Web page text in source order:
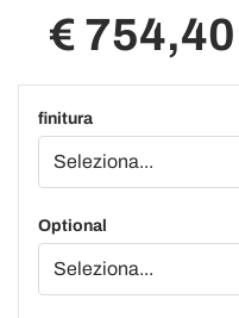
€ 754,40
finitura
Optional